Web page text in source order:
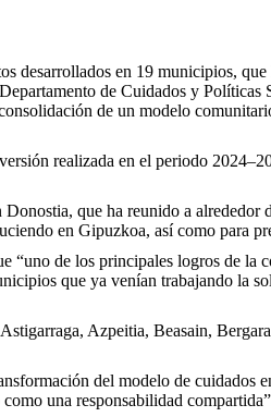
en 19 municipios, que
de Cuidados y
de un modelo
realizada en el periodo
que ha reunido a alrededor
en Gipuzkoa, así como para
“uno de los principales logros de
que ya venían trabajando la
Azpeitia, Beasain,
del modelo de
una responsabilidad